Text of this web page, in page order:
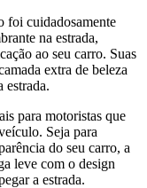
foi cuidadosamente
na estrada,
ao seu carro. Suas
extra de beleza
estrada.
para motoristas que
Seja para
do seu carro, a
leve com o design
a estrada.